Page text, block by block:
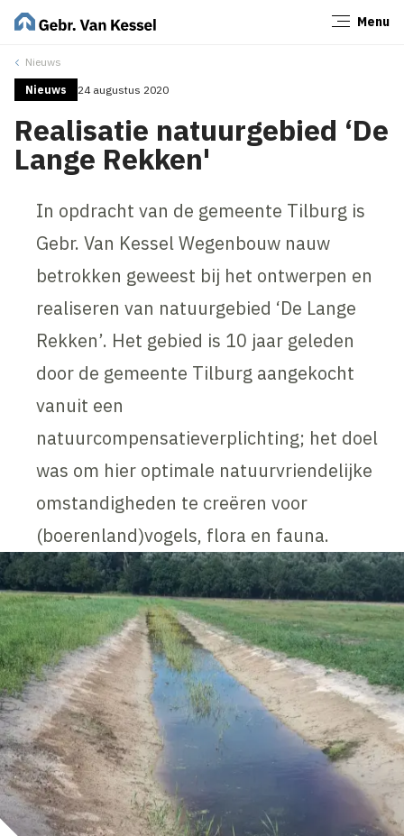
Menu
Nieuws
Nieuws 24 augustus 2020
Realisatie natuurgebied ‘De
Lange Rekken'
In opdracht van de gemeente Tilburg is
Gebr. Van Kessel Wegenbouw nauw
betrokken geweest bij het ontwerpen en
realiseren van natuurgebied ‘De Lange
Rekken’. Het gebied is 10 jaar geleden
door de gemeente Tilburg aangekocht
vanuit een
natuurcompensatieverplichting; het doel
was om hier optimale natuurvriendelijke
omstandigheden te creëren voor
(boerenland)vogels, flora en fauna.
Sluiten